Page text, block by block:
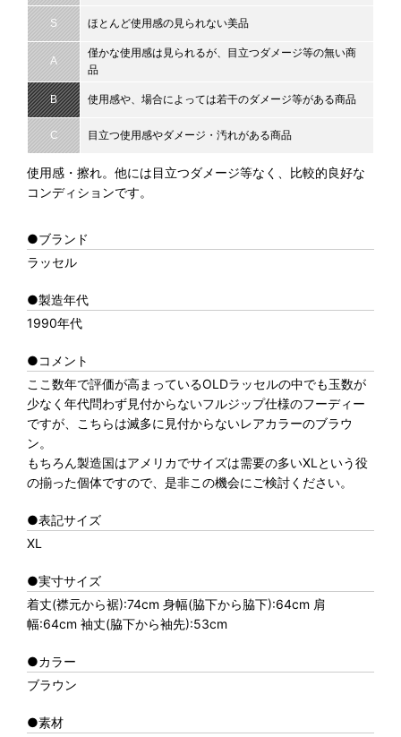
S ほとんど使用感の見られない美品
A
僅かな使用感は見られるが、目立つダメージ等の無い商
品
B 使用感や、場合によっては若干のダメージ等がある商品
C 目立つ使用感やダメージ・汚れがある商品
使用感・擦れ。他には目立つダメージ等なく、比較的良好な
コンディションです。
●ブランド
ラッセル
●製造年代
1990年代
●コメント
ここ数年で評価が高まっているOLDラッセルの中でも玉数が
少なく年代問わず見付からないフルジップ仕様のフーディー
ですが、こちらは滅多に見付からないレアカラーのブラウ
ン。
もちろん製造国はアメリカでサイズは需要の多いXLという役
の揃った個体ですので、是非この機会にご検討ください。
●表記サイズ
XL
●実寸サイズ
着丈(襟元から裾):74cm 身幅(脇下から脇下):64cm 肩
幅:64cm 袖丈(脇下から袖先):53cm
●カラー
ブラウン
●素材